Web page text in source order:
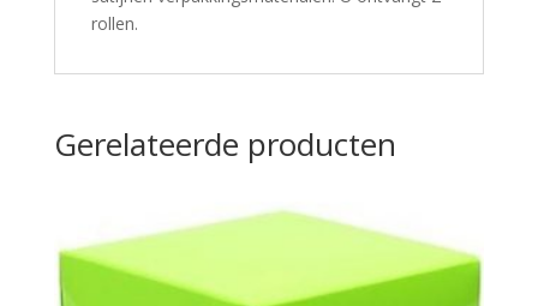
rollen.
Gerelateerde producten